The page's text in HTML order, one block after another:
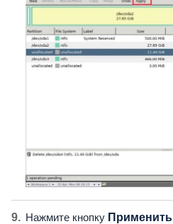
Нажмите кнопку Применить